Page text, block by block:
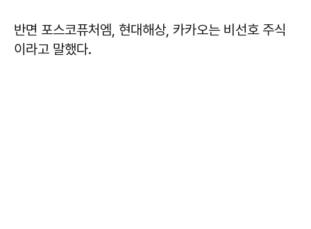
반면 포스코퓨처엠, 현대해상, 카카오는 비선호 주식
이라고 말했다.